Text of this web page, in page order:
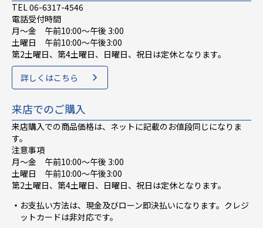
TEL 06-6317-4546
電話受付時間
月～金 午前10:00〜午後 3:00
土曜日 午前10:00〜午後3:00
第2土曜日、第4土曜日、日曜日、祝日は定休となります。
詳しくはこちら
来店でのご購入
来店購入での商品価格は、ネットに記載のお値段同じになりま
す。
注意事項
月～金 午前10:00〜午後 3:00
土曜日 午前10:00〜午後3:00
第2土曜日、第4土曜日、日曜日、祝日は定休となります。
お支払い方法は、現金及びローン即決払いになります。クレジ
ットカードは非対応です。